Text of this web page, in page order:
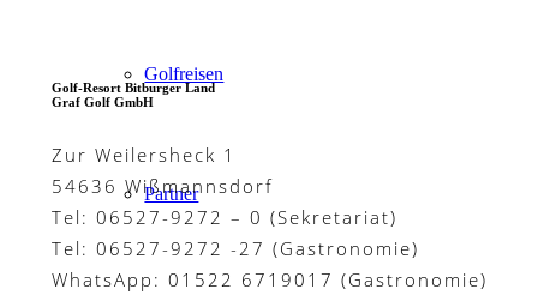
Golfreisen
Partner
Golf-Resort Bitburger Land
Graf Golf GmbH
Zur Weilersheck 1
54636 Wißmannsdorf
Tel: 06527-9272 – 0 (Sekretariat)
Tel: 06527-9272 -27 (Gastronomie)
WhatsApp: 01522 6719017 (Gastronomie)